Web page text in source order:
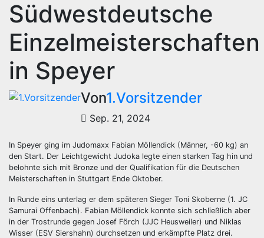
Südwestdeutsche
Einzelmeisterschaften
in Speyer
Von1.Vorsitzender
Sep. 21, 2024
In Speyer ging im Judomaxx Fabian Möllendick (Männer, -60 kg) an
den Start. Der Leichtgewicht Judoka legte einen starken Tag hin und
belohnte sich mit Bronze und der Qualifikation für die Deutschen
Meisterschaften in Stuttgart Ende Oktober.
In Runde eins unterlag er dem späteren Sieger Toni Skoberne (1. JC
Samurai Offenbach). Fabian Möllendick konnte sich schließlich aber
in der Trostrunde gegen Josef Förch (JJC Heusweiler) und Niklas
Wisser (ESV Siershahn) durchsetzen und erkämpfte Platz drei.